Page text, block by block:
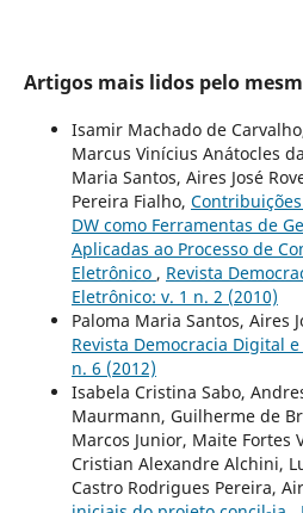
Artigos mais lidos pelo
Isamir Machado de
Marcus Vinícius Anátocles
Maria Santos, Aires José
Pereira Fialho,
DW como Ferramentas de
Aplicadas ao Processo de
Eletrônico , Revista
Eletrônico: v. 1 n. 2 (2010)
Paloma Maria Santos, Aires
Revista Democracia Digital
n. 6 (2012)
Isabela Cristina Sabo,
Maurmann, Guilherme de
Marcos Junior, Maite Fortes
Cristian Alexandre Alchini,
Castro Rodrigues Pereira,